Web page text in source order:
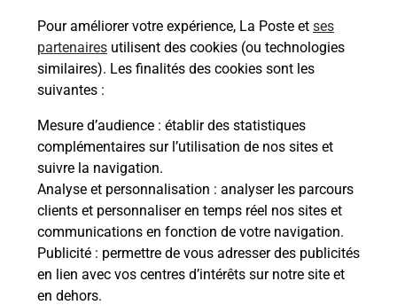
Pour améliorer votre expérience, La Poste et ses
partenaires utilisent des cookies (ou technologies
similaires). Les finalités des cookies sont les
suivantes :
Mesure d’audience : établir des statistiques
complémentaires sur l’utilisation de nos sites et
suivre la navigation.
Analyse et personnalisation : analyser les parcours
clients et personnaliser en temps réel nos sites et
communications en fonction de votre navigation.
Publicité : permettre de vous adresser des publicités
en lien avec vos centres d’intérêts sur notre site et
en dehors.
Envoyer un colis
Vous souhaitez envoyer un colis depuis : LA RICHE
(37520) ? Découvrez toutes les solutions
proposées par La Poste.
En savoir plus